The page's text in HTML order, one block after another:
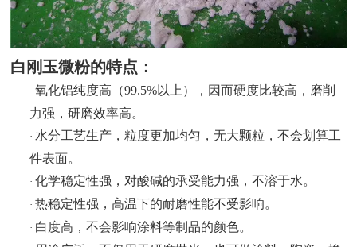
白刚玉微粉的特点：
·氧化铝纯度高（99.5%以上），因而硬度比较高，磨削
力强，研磨效率高。
·水分工艺生产，粒度更加均匀，无大颗粒，不会划算工
件表面。
·化学稳定性强，对酸碱的承受能力强，不溶于水。
·热稳定性强，高温下的耐磨性能不受影响。
· 白度高，不会影响涂料等制品的颜色。